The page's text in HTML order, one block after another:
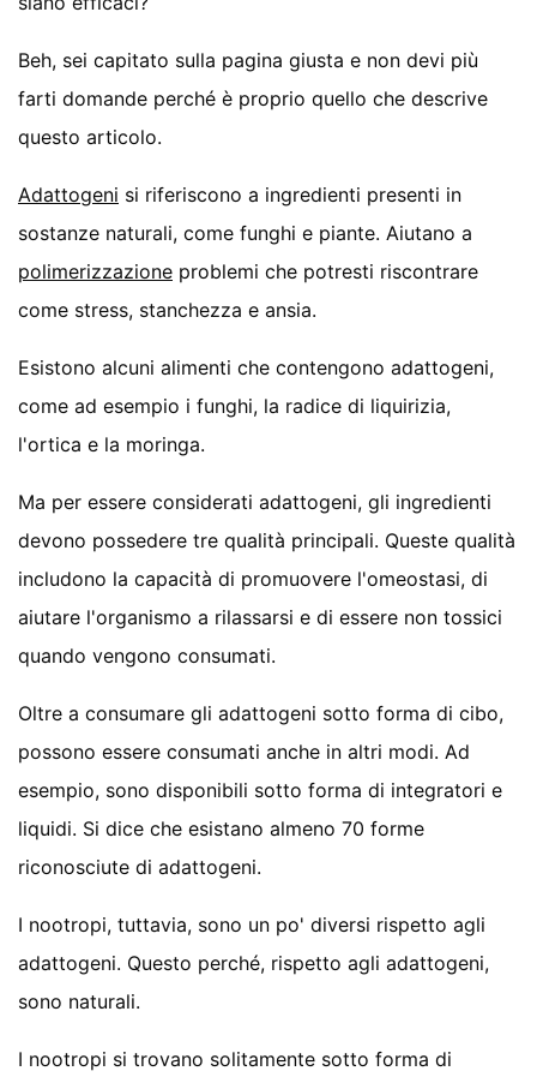
Beh, sei capitato sulla pagina giusta e non devi più
farti domande perché è proprio quello che descrive
questo articolo.
Adattogeni si riferiscono a ingredienti presenti in
sostanze naturali, come funghi e piante. Aiutano a
polimerizzazione problemi che potresti riscontrare
come stress, stanchezza e ansia.
Esistono alcuni alimenti che contengono adattogeni,
come ad esempio i funghi, la radice di liquirizia,
l'ortica e la moringa.
Ma per essere considerati adattogeni, gli ingredienti
devono possedere tre qualità principali. Queste qualità
includono la capacità di promuovere l'omeostasi, di
aiutare l'organismo a rilassarsi e di essere non tossici
quando vengono consumati.
Oltre a consumare gli adattogeni sotto forma di cibo,
possono essere consumati anche in altri modi. Ad
esempio, sono disponibili sotto forma di integratori e
liquidi. Si dice che esistano almeno 70 forme
riconosciute di adattogeni.
I nootropi, tuttavia, sono un po' diversi rispetto agli
adattogeni. Questo perché, rispetto agli adattogeni,
sono naturali.
I nootropi si trovano solitamente sotto forma di